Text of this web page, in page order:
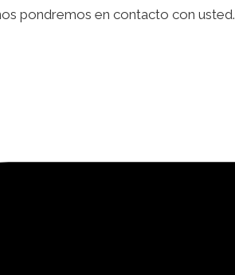
pondremos en contacto con usted.